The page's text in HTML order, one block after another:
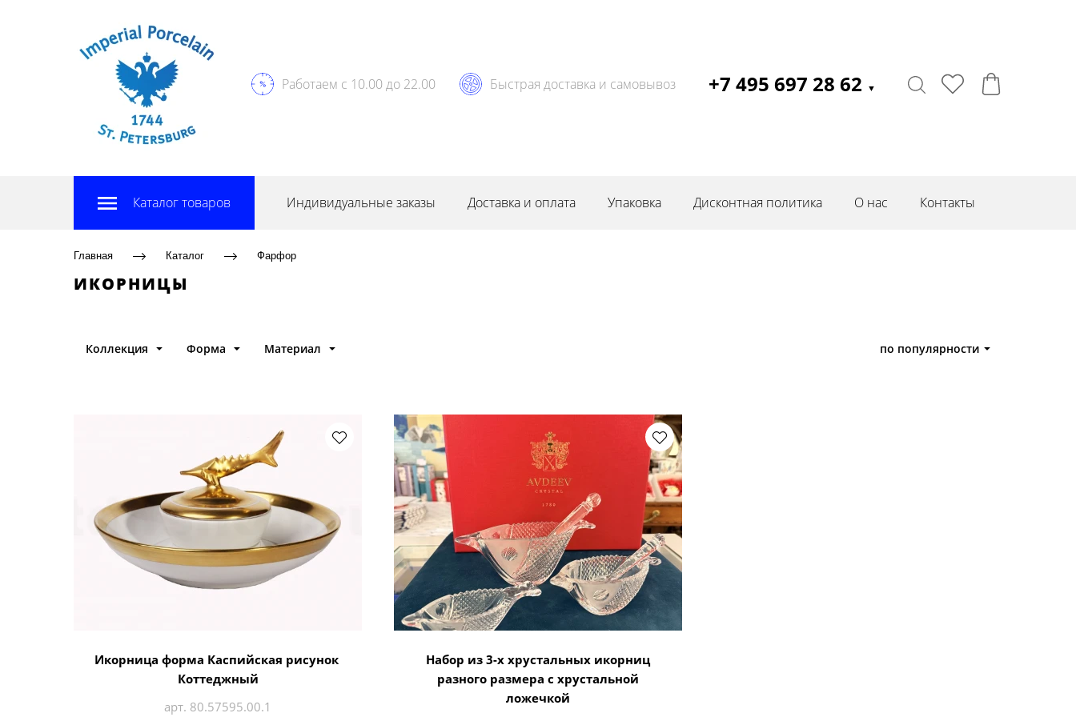
Работаем с 10.00 до 22.00 Быстрая доставка и самовывоз +7 495 697 28 62 ▼
Каталог товаров Индивидуальные заказы Доставка и оплата Упаковка Дисконтная политика О нас Контакты
Главная Каталог Фарфор
ИКОРНИЦЫ
Коллекция Форма Материал по популярности
Икорница форма Каспийская рисунок
Коттеджный
арт. 80.57595.00.1
Набор из 3-х хрустальных икорниц
разного размера с хрустальной
ложечкой